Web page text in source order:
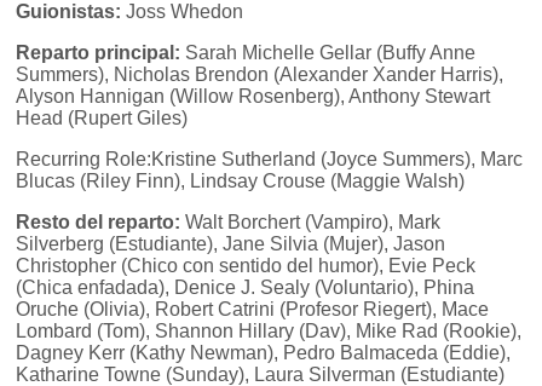
Guionistas: Joss Whedon
Reparto principal: Sarah Michelle Gellar (Buffy Anne
Summers), Nicholas Brendon (Alexander Xander Harris),
Alyson Hannigan (Willow Rosenberg), Anthony Stewart
Head (Rupert Giles)
Recurring Role:Kristine Sutherland (Joyce Summers), Marc
Blucas (Riley Finn), Lindsay Crouse (Maggie Walsh)
Resto del reparto: Walt Borchert (Vampiro), Mark
Silverberg (Estudiante), Jane Silvia (Mujer), Jason
Christopher (Chico con sentido del humor), Evie Peck
(Chica enfadada), Denice J. Sealy (Voluntario), Phina
Oruche (Olivia), Robert Catrini (Profesor Riegert), Mace
Lombard (Tom), Shannon Hillary (Dav), Mike Rad (Rookie),
Dagney Kerr (Kathy Newman), Pedro Balmaceda (Eddie),
Katharine Towne (Sunday), Laura Silverman (Estudiante)